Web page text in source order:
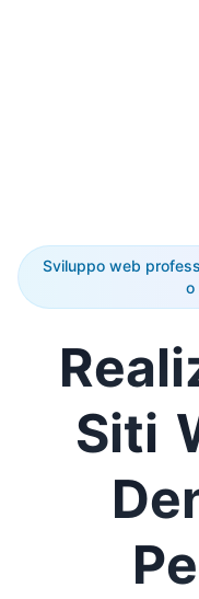
Sviluppo web
o
Siti